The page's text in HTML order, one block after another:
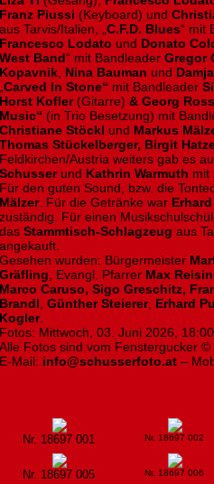
Franz Piussi (Keyboard) und
aus Tarvis/Italien, „ C.F.D. Blues“ mit
Francesco Lodato und Donato
West Band“ mit Bandleader Gregor
Kopavnik Nina Bauman und
Carved In Stone“ mit Bandleader
Horst Kofler (Gitarre) & Georg
Music“ (in Trio Besetzung) mit
Christiane Stöckl und Markus
Thomas Stückelberger, Birgit
Feldkirchen/Austria weiters gab es
Schusserund Kathrin Warmuth mit
Für den guten Sound, bzw. die
Mälzer. Für die Getränke war
zuständig. Für einen
das Stammtisch-Schlagzeug aus
angekauft.
Gesehen wurden: Bürgermeister
Gräfling , Evangl. Pfarrer Max
Marco Caruso, Sigo Greschitz,
Brandl Günther Steierer, Erhard
Kogler.
Fotos: Mittwoch, 03. Juni 2026,
Alle Fotos sind vom Fenstergucker ©
E-Mail: info@schusserfoto.at –
Nr. 18697 001 Nr. 18697 002
Nr. 18697 005 Nr. 18697 006